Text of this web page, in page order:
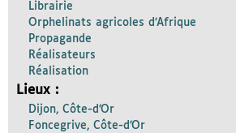
Librairie
Orphelinats agricoles d’Afrique
Propagande
Réalisateurs
Réalisation
Lieux :
Dijon, Côte-d’Or
Foncegrive, Côte-d’Or